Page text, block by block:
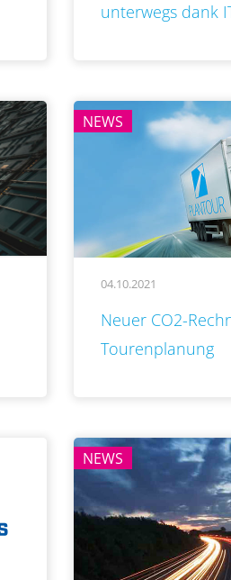
unterwegs dank
NEWS
04.10.2021
Neuer CO2-
Tourenplanung
NEWS